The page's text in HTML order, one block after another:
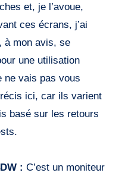
et, je l’avoue,
ces écrans, j’ai
à mon avis, se
une utilisation
ne vais pas vous
ici, car ils varient
basé sur les retours
: C’est un moniteur